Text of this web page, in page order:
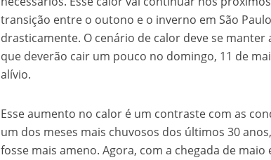
transição entre o outono e o inverno em São
drasticamente. O cenário de calor deve se
que deverão cair um pouco no domingo, 11 de
alívio.
Esse aumento no calor é um contraste com as
um dos meses mais chuvosos dos últimos 30
fosse mais ameno. Agora, com a chegada de